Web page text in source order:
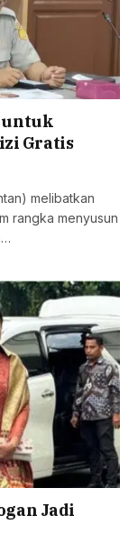
untuk
Gratis
melibatkan
rangka menyusun
Jadi